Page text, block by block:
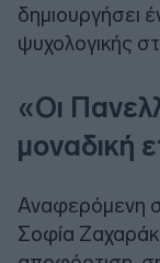
δημιουργήσει
ψυχολογικής
«Οι
μοναδική
Αναφερόμενη
Σοφία